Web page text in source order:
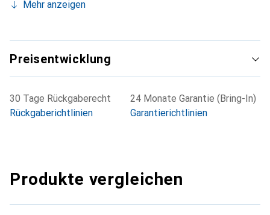
Mehr anzeigen
Preisentwicklung
30 Tage Rückgaberecht
Rückgaberichtlinien
24 Monate Garantie (Bring-In)
Garantierichtlinien
Produkte vergleichen